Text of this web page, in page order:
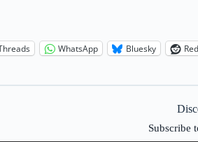
WhatsApp Bluesky
Subscribe